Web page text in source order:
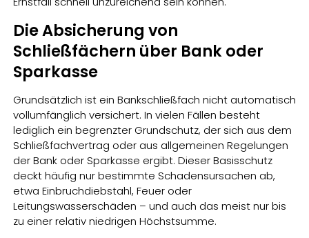
Die Absicherung von
Schließfächern über Bank oder
Sparkasse
Grundsätzlich ist ein Bankschließfach nicht automatisch
vollumfänglich versichert. In vielen Fällen besteht
lediglich ein begrenzter Grundschutz, der sich aus dem
Schließfachvertrag oder aus allgemeinen Regelungen
der Bank oder Sparkasse ergibt. Dieser Basisschutz
deckt häufig nur bestimmte Schadensursachen ab,
etwa Einbruchdiebstahl, Feuer oder
Leitungswasserschäden – und auch das meist nur bis
zu einer relativ niedrigen Höchstsumme.